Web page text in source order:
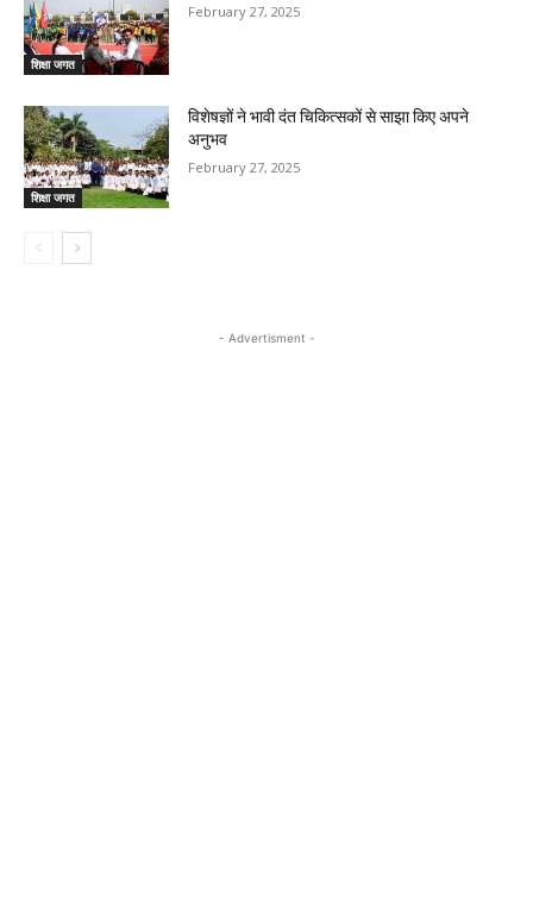
शिक्षा जगत
February 27, 2025
शिक्षा जगत
विशेषज्ञों ने भावी दंत चिकित्सकों से साझा किए अपने
अनुभव
February 27, 2025
- Advertisment -